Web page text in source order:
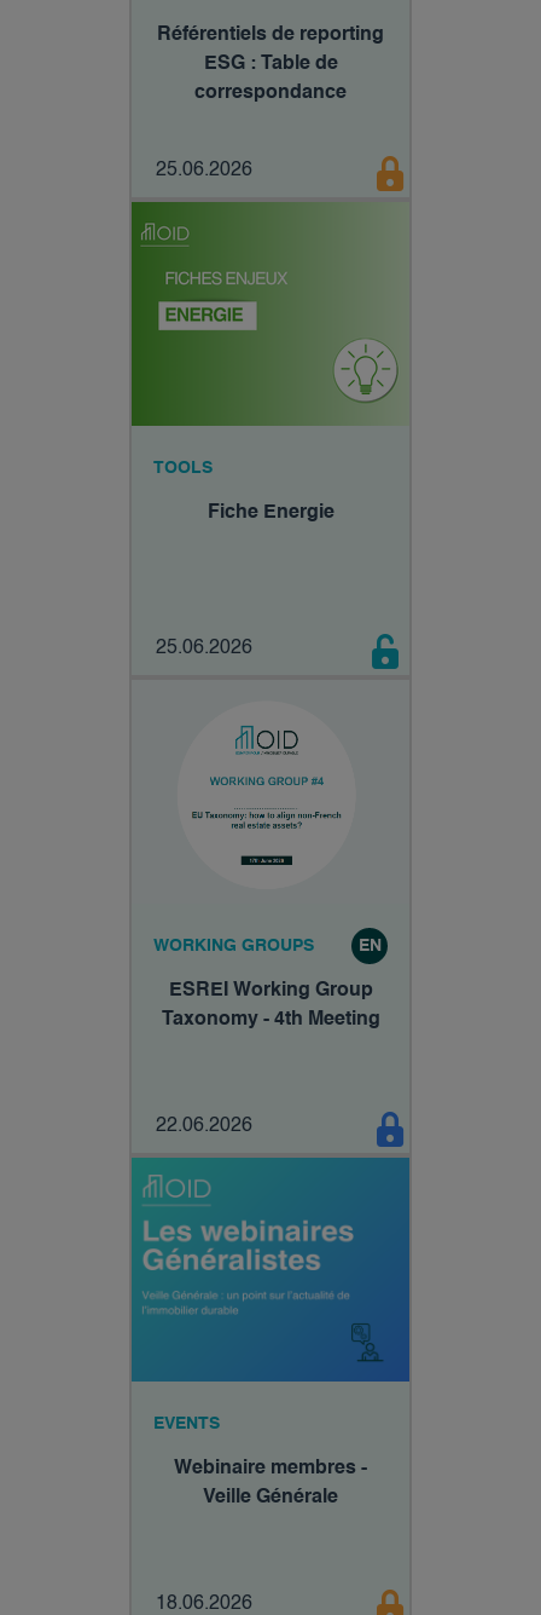
Référentiels de reporting
ESG : Table de
correspondance
25.06.2026
TOOLS
Fiche Energie
25.06.2026
WORKING GROUPS EN
ESREI Working Group
Taxonomy - 4th Meeting
22.06.2026
EVENTS
Webinaire membres -
Veille Générale
18.06.2026